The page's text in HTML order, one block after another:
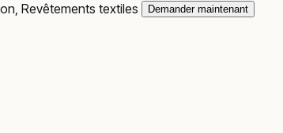
Revêtements textiles Demander maintenant